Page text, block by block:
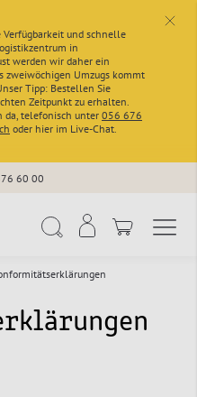
x
und schnelle
in
werden wir daher ein
zweiwöchigen Umzugs kommt
Tipp: Bestellen Sie
Zeitpunkt zu erhalten.
da, telefonisch unter 056 676
oder hier im Live-Chat.
60 00